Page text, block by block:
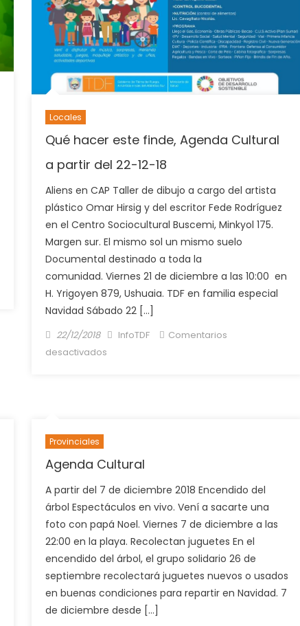
Locales
Qué hacer este finde, Agenda Cultural
a partir del 22-12-18
Aliens en CAP Taller de dibujo a cargo del artista
plástico Omar Hirsig y del escritor Fede Rodríguez
en el Centro Sociocultural Buscemi, Minkyol 175.
Margen sur. El mismo sol un mismo suelo
Documental destinado a toda la
comunidad. Viernes 21 de diciembre a las 10:00 en
H. Yrigoyen 879, Ushuaia. TDF en familia especial
Navidad Sábado 22 […]
Posted
on
22/12/2018 Author
InfoTDF
Comentarios
desactivadosen
a
del
22-
12-
18
Provinciales
Agenda Cultural
A partir del 7 de diciembre 2018 Encendido del
árbol Espectáculos en vivo. Vení a sacarte una
foto con papá Noel. Viernes 7 de diciembre a las
22:00 en la playa. Recolectan juguetes En el
encendido del árbol, el grupo solidario 26 de
septiembre recolectará juguetes nuevos o usados
en buenas condiciones para repartir en Navidad. 7
de diciembre desde […]